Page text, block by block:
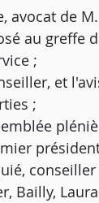
avocat de
au greffe
;
et
;
Bailly,